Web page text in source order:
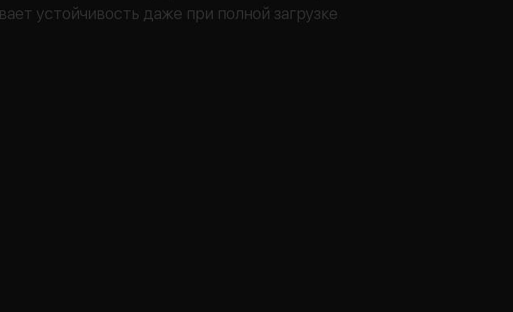
устойчивость даже при полной загрузке